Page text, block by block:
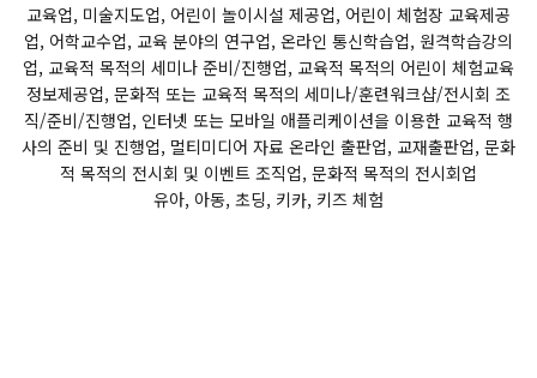
교육업, 미술지도업, 어린이 놀이시설 제공업, 어린이 체험장 교육제공
업, 어학교수업, 교육 분야의 연구업, 온라인 통신학습업, 원격학습강의
업, 교육적 목적의 세미나 준비/진행업, 교육적 목적의 어린이 체험교육
정보제공업, 문화적 또는 교육적 목적의 세미나/훈련워크샵/전시회 조
직/준비/진행업, 인터넷 또는 모바일 애플리케이션을 이용한 교육적 행
사의 준비 및 진행업, 멀티미디어 자료 온라인 출판업, 교재출판업, 문화
적 목적의 전시회 및 이벤트 조직업, 문화적 목적의 전시회업
유아, 아동, 초딩, 키카, 키즈 체험